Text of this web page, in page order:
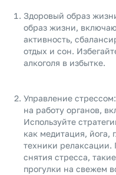
Здоровый образ
образ жизни,
активность,
отдых и сон.
алкоголя в избытке.
Управление
на работу органов,
Используйте
как медитация, йога,
техники релаксации.
снятия стресса,
прогулки на свежем